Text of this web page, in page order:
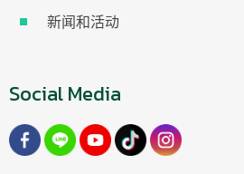
新闻和活动
Social Media